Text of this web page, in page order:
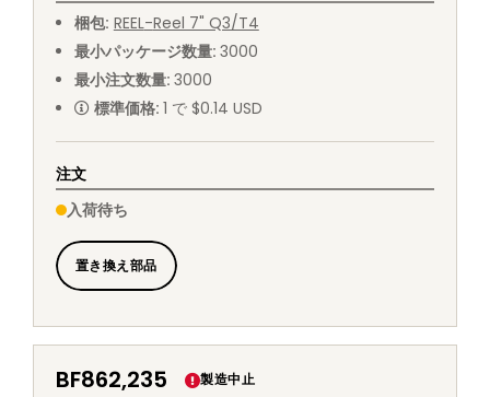
梱包: REEL-Reel 7" Q3/T4
最小パッケージ数量: 3000
最小注文数量: 3000
標準価格: 1 で $0.14 USD
注文
入荷待ち
置き換え部品
BF862,235 製造中止